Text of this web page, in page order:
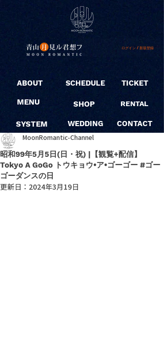
ログイン / 新規登録
ABOUT
MENU
SYSTEM
SCHEDULE
SHOP
WEDDING
TICKET
RENTAL
CONTACT
昭和99年5月5日(日・祝) |【観覧+配信】
Tokyo A GoGo トウキョウ•ア•ゴーゴー #ゴー
ゴーダンスの日
MoonRomantic-Channel
更新日： 2024年3月19日